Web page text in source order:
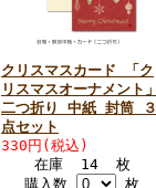
クリスマスカード 「ク
リスマスオーナメント」
二つ折り 中紙 封筒 ３
点セット
330円(税込)
在庫 14 枚
購入数
枚